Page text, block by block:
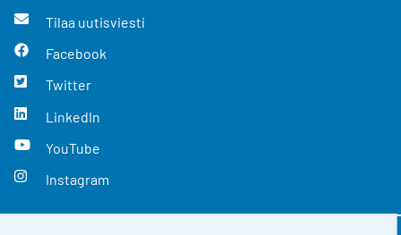
Tilaa uutisviesti
Facebook
Twitter
LinkedIn
YouTube
Instagram